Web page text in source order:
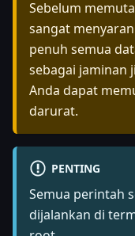
Sebelum
sangat
penuh semua
sebagai jaminan
Anda dapat
darurat.
PENTING
Semua perintah
dijalankan di